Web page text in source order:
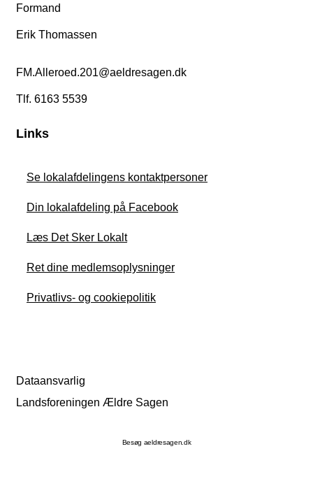
Formand
Erik Thomassen
FM.Alleroed.201@aeldresagen.dk
Tlf. 6163 5539
Links
Se lokalafdelingens kontaktpersoner
Din lokalafdeling på Facebook
Læs Det Sker Lokalt
Ret dine medlemsoplysninger
Privatlivs- og cookiepolitik
Dataansvarlig
Landsforeningen Ældre Sagen
Besøg aeldresagen.dk